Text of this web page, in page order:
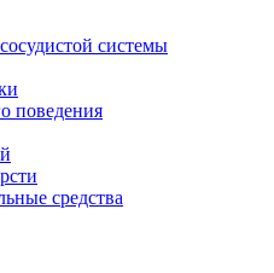
системы
поведения
средства